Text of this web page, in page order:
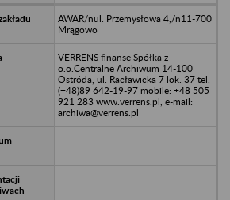
AWAR/nul. Przemysłowa 4,/n11-700
Mrągowo
VERRENS finanse Spółka z
o.o.Centralne Archiwum 14-100
Ostróda, ul. Racławicka 7 lok. 37 tel.
(+48)89 642-19-97 mobile: +48 505
921 283 www.verrens.pl, e-mail:
archiwa@verrens.pl